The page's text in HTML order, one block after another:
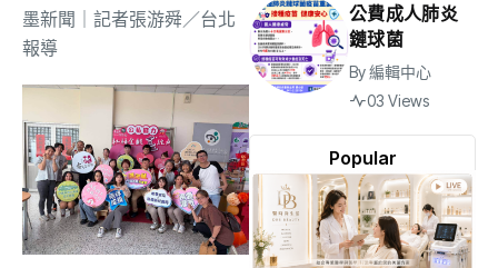
墨新聞 ｜記者張游舜／台北
報導
Popular
公費成人肺炎
鏈球菌
By編輯中心
03 Views